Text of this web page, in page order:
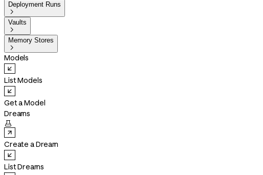
Deployment Runs

Vaults

Memory Stores

Models
List Models
Get a Model
Dreams

Create a Dream
List Dreams